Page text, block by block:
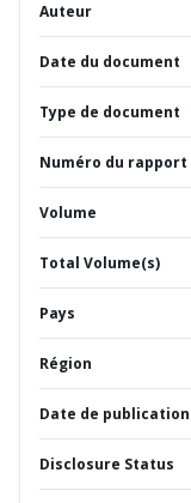
Auteur
Date du document
Type de document
Numéro du rapport
Volume
Total Volume(s)
Pays
Région
Date de publication
Disclosure Status